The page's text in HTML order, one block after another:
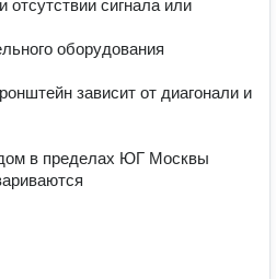
в пределах ЮГ Москвы